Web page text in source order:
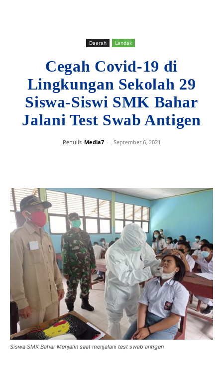
Daerah Landak
Cegah Covid-19 di
Lingkungan Sekolah 29
Siswa-Siswi SMK Bahar
Jalani Test Swab Antigen
Penulis Media7 - September 6, 2021
Siswa SMK Bahar Menjalin saat menjalani test swab antigen